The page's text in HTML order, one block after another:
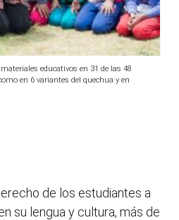
educativos en 31 de las 48
en 6 variantes del quechua y en
de los estudiantes a
su lengua y cultura, más de